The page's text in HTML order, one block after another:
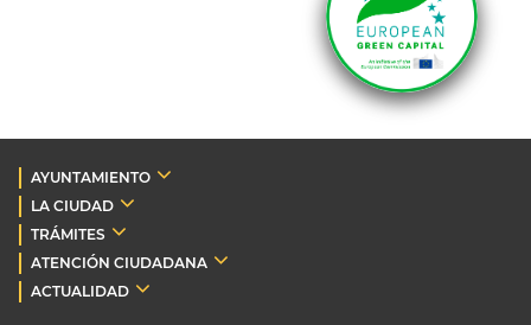
AYUNTAMIENTO
LA CIUDAD
TRÁMITES
ATENCIÓN CIUDADANA
ACTUALIDAD